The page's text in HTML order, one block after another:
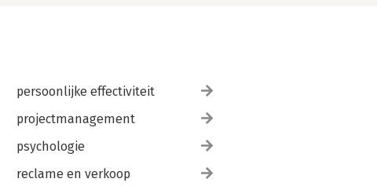
persoonlijke effectiviteit
projectmanagement
psychologie
reclame en verkoop